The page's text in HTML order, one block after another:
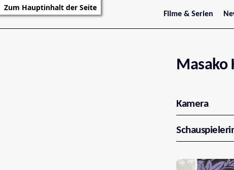
Zum Hauptinhalt der Seite
Filme & Serien
Trailer
Serienarchiv
Masako
Kamera